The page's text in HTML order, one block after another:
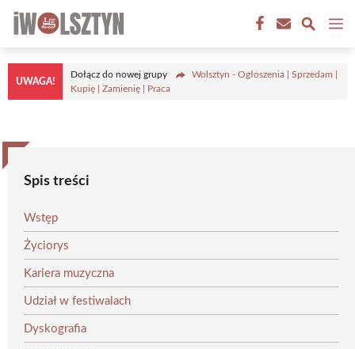
Przejdź
treści
UWAGA!
Dołącz do nowej grupy
Wolsztyn - Ogłoszenia | Sprzedam |
Kupię | Zamienię | Praca
Spis treści
Wstęp
Życiorys
Kariera muzyczna
Udział w festiwalach
Dyskografia